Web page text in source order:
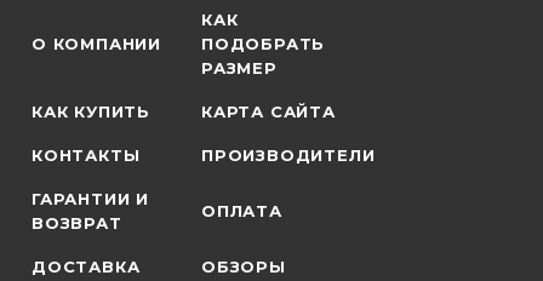
О КОМПАНИИ
КАК
ПОДОБРАТЬ
РАЗМЕР
КАК КУПИТЬ КАРТА САЙТА
КОНТАКТЫ ПРОИЗВОДИТЕЛИ
ГАРАНТИИ И
ВОЗВРАТ
ОПЛАТА
ДОСТАВКА ОБЗОРЫ